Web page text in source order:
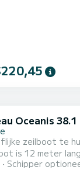
Oceanis 38.1
zeilboot te
is 12 meter lang
douche Het heeft de volgende uitrusting:
Schipper